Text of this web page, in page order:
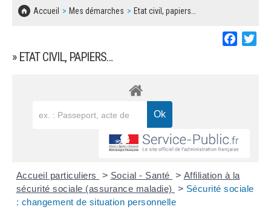
Accueil Mes démarches Etat civil, papiers…
» ETAT CIVIL, PAPIERS…
Accueil particuliers > Social - Santé > Affiliation à la
sécurité sociale (assurance maladie)
> Sécurité sociale
: changement de situation personnelle
CONCERTATIONS PUBLIQUES
SOLIDARITÉ, LOGEMENT
SÉNIORS
DECHETS
BESOIN D'UNE AIDE ?
LES ASSOCIATIONS
MARCHÉS PUBLICS
DOCUMENT D'INFORMATION COMMUNAL
REGLEMENT LOCAL DE PUBLICITÉ
DECLARATION DE DEMARCHAGE
DOSSIER DE DEMANDE DE SUBVENTION
DEMANDE DE PRÊT DE MATERIEL